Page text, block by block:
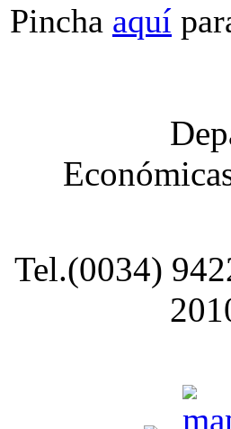
Pincha aquí
Tel.(0034)